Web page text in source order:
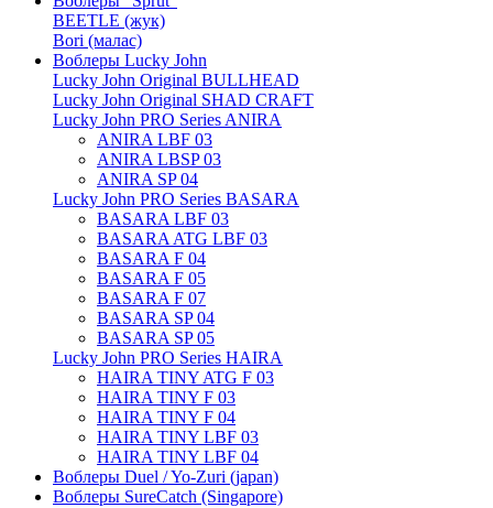
BEETLE (жук)
Bori (малас)
Воблеры Lucky John
Lucky John Original BULLHEAD
Lucky John Original SHAD CRAFT
Lucky John PRO Series ANIRA
ANIRA LBF 03
ANIRA LBSP 03
ANIRA SP 04
Lucky John PRO Series BASARA
BASARA LBF 03
BASARA ATG LBF 03
BASARA F 04
BASARA F 05
BASARA F 07
BASARA SP 04
BASARA SP 05
Lucky John PRO Series HAIRA
HAIRA TINY ATG F 03
HAIRA TINY F 03
HAIRA TINY F 04
HAIRA TINY LBF 03
HAIRA TINY LBF 04
Воблеры Duel / Yo-Zuri (japan)
Воблеры SureCatch (Singapore)